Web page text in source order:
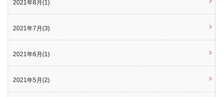
2021年8月(1)
2021年7月(3)
2021年6月(1)
2021年5月(2)